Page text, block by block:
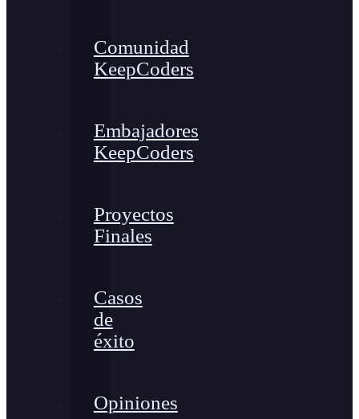
Comunidad
KeepCoders
Embajadores
KeepCoders
Proyectos
Finales
Casos
de
éxito
Opiniones